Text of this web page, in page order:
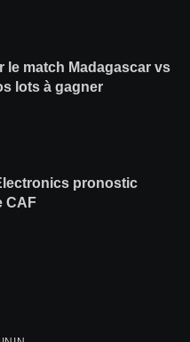
le match Madagascar vs
lots à gagner
pronostic
CAF